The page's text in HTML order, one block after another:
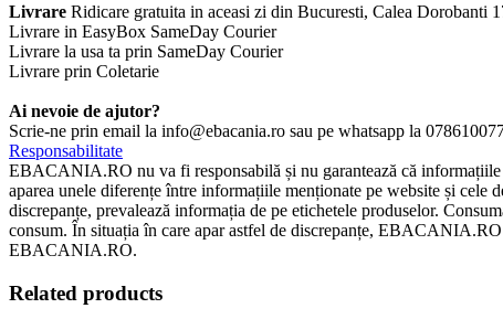
Livrare Ridicare gratuita in aceasi zi din Bucuresti, Calea Dorobanti
Livrare in EasyBox SameDay Courier
Livrare la usa ta prin SameDay Courier
Livrare prin Coletarie
Ai nevoie de ajutor?
Scrie-ne prin email la info@ebacania.ro sau pe whatsapp la
Responsabilitate
EBACANIA.RO nu va fi responsabilă și nu garantează că
aparea unele diferențe între informațiile menționate pe website și
discrepanțe, prevalează informația de pe etichetele produselor.
consum. În situația în care apar astfel de discrepanțe,
EBACANIA.RO.
Related products